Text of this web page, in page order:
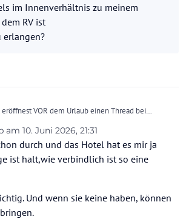
im Innenverhältnis zu meinem
RV ist
erlangen?
eröffnest VOR dem Urlaub einen Thread bei
du keine Butter sondern Margarine am
vorfindest? Nutze die Rubrik Fragen
Hotel und frage auch die Gäste, bevor du hier ein
am 10. Juni 2026, 21:31
editiert von
durch und das Hotel hat es mir ja
ist halt,wie verbindlich ist so eine
Und wenn sie keine haben, können